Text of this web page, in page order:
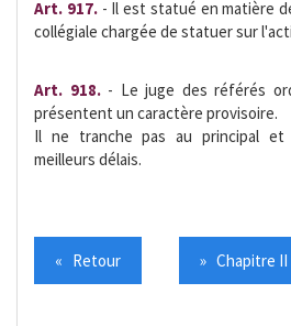
Art. 917. - Il est statué en matière
collégiale chargée de statuer sur
Art. 918. - Le juge des référés
présentent un caractère provisoire.
Il ne tranche pas au principal et
meilleurs délais.
« Retour » Chapitre II